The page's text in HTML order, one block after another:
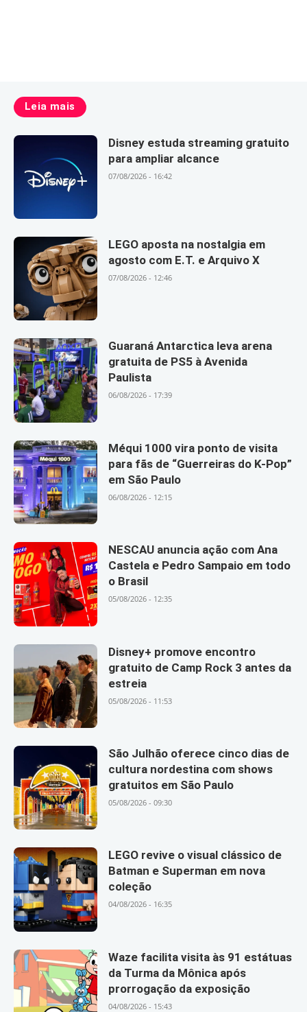
Leia mais
Disney estuda streaming gratuito
para ampliar alcance
07/08/2026 - 16:42
LEGO aposta na nostalgia em
agosto com E.T. e Arquivo X
07/08/2026 - 12:46
Guaraná Antarctica leva arena
gratuita de PS5 à Avenida
Paulista
06/08/2026 - 17:39
Méqui 1000 vira ponto de visita
para fãs de “Guerreiras do K-Pop”
em São Paulo
06/08/2026 - 12:15
NESCAU anuncia ação com Ana
Castela e Pedro Sampaio em todo
o Brasil
05/08/2026 - 12:35
Disney+ promove encontro
gratuito de Camp Rock 3 antes da
estreia
05/08/2026 - 11:53
São Julhão oferece cinco dias de
cultura nordestina com shows
gratuitos em São Paulo
05/08/2026 - 09:30
LEGO revive o visual clássico de
Batman e Superman em nova
coleção
04/08/2026 - 16:35
Waze facilita visita às 91 estátuas
da Turma da Mônica após
prorrogação da exposição
04/08/2026 - 15:43